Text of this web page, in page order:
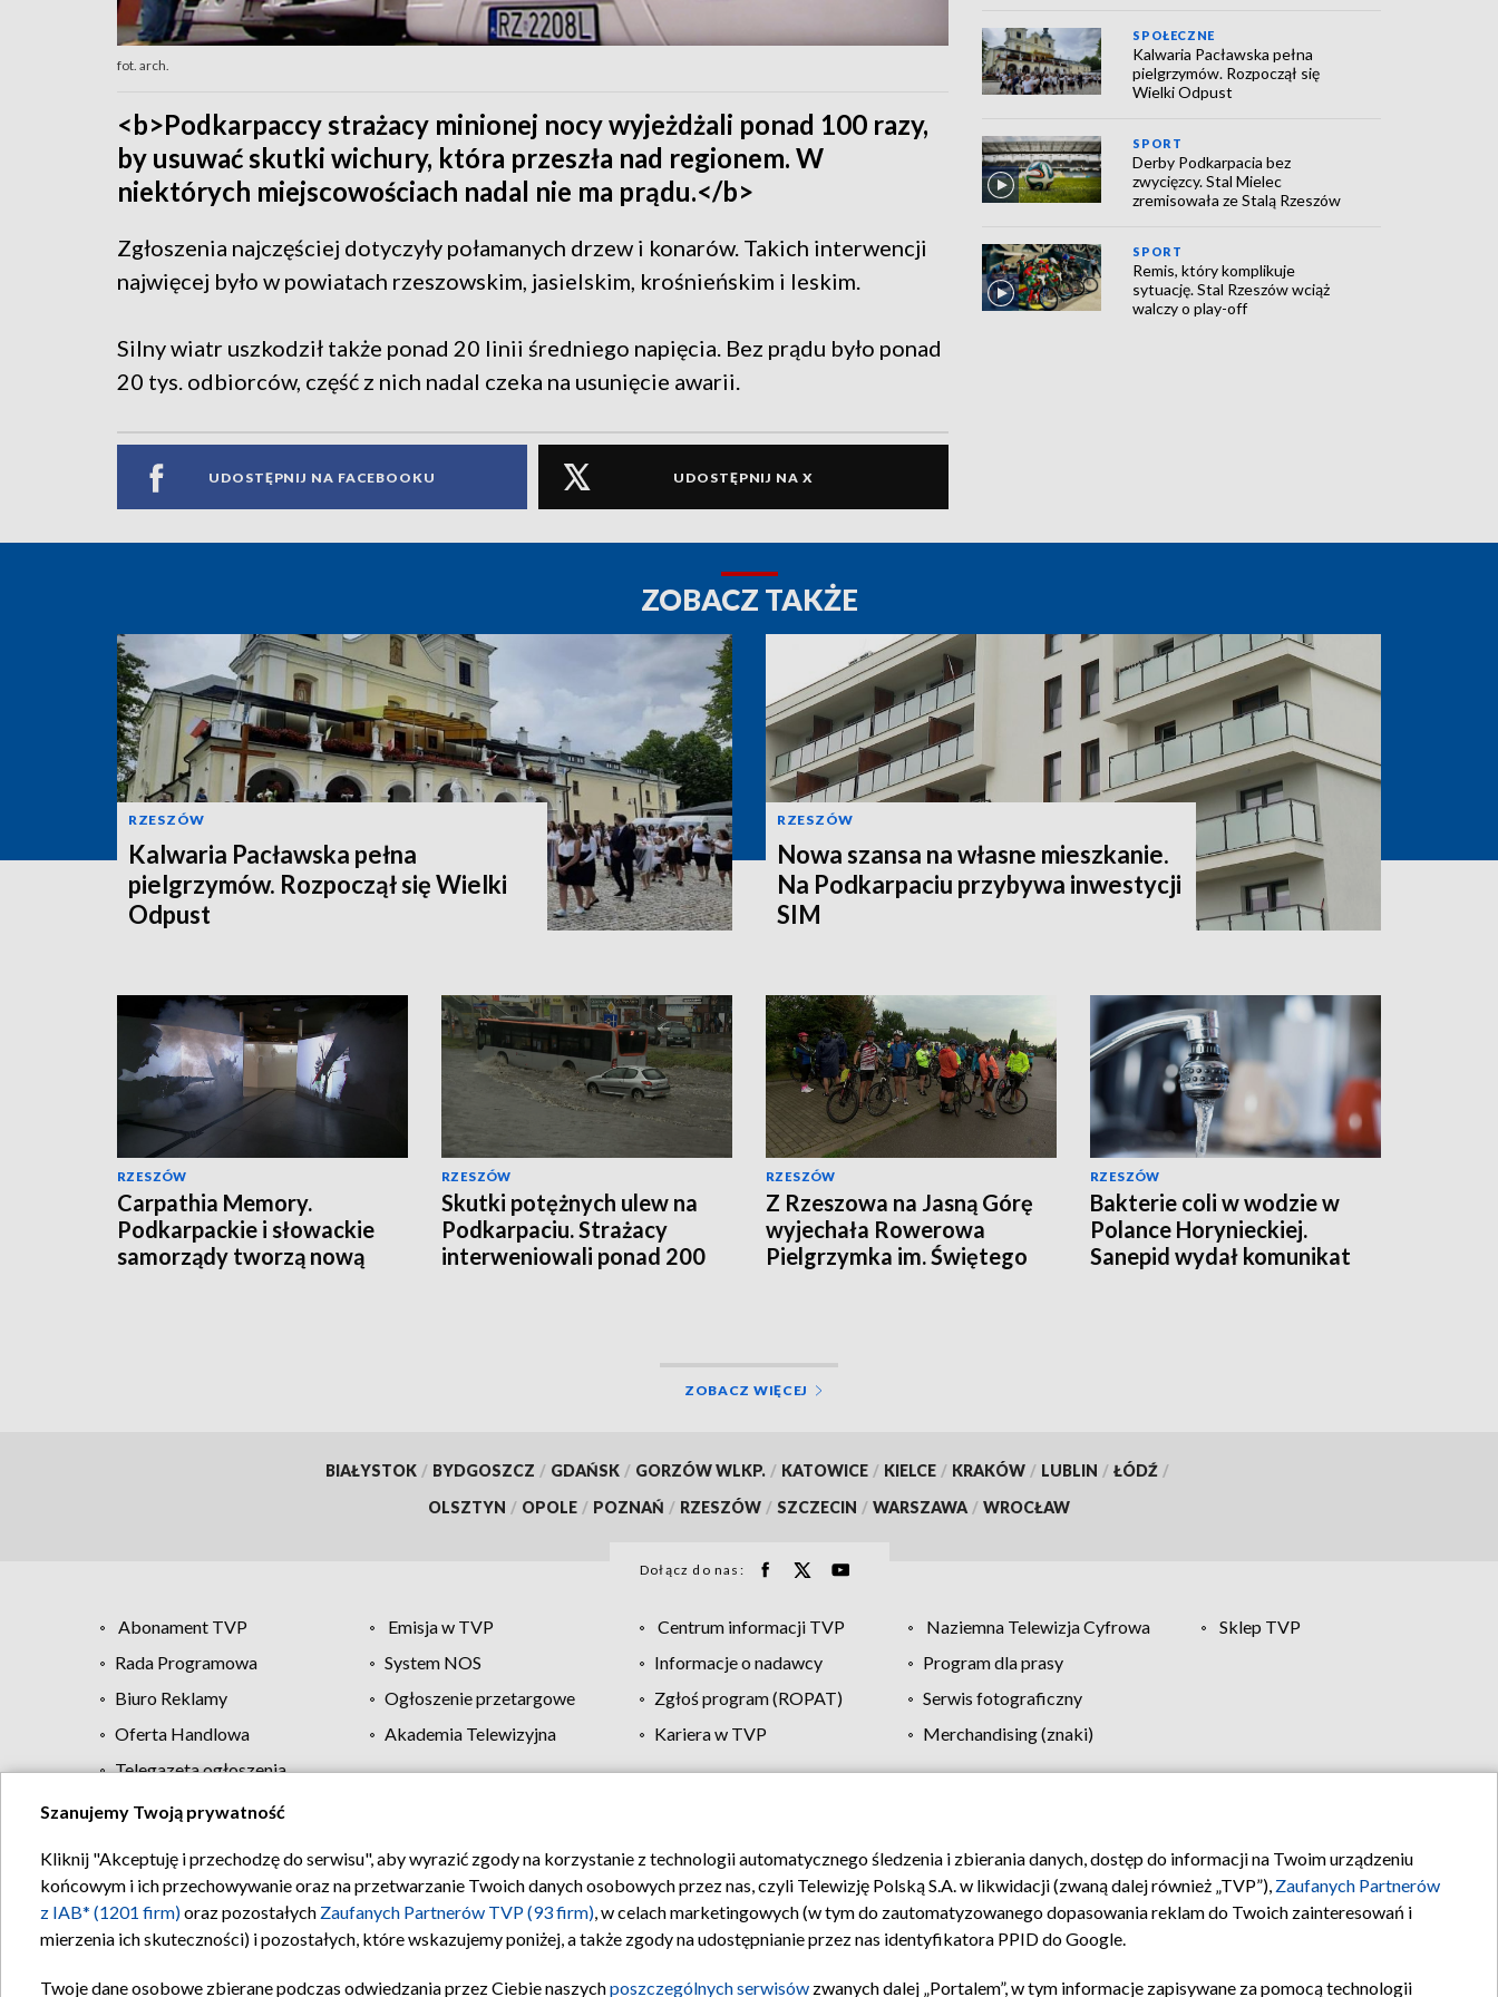
fot. arch.
<b>Podkarpaccy strażacy minionej nocy wyjeżdżali ponad 100 razy,
by usuwać skutki wichury, która przeszła nad regionem. W
niektórych miejscowościach nadal nie ma prądu.</b>
Zgłoszenia najczęściej dotyczyły połamanych drzew i konarów. Takich interwencji
najwięcej było w powiatach rzeszowskim, jasielskim, krośnieńskim i leskim.
Silny wiatr uszkodził także ponad 20 linii średniego napięcia. Bez prądu było ponad
20 tys. odbiorców, część z nich nadal czeka na usunięcie awarii.
UDOSTĘPNIJ NA FACEBOOKU UDOSTĘPNIJ NA X
SPOŁECZNE
Kalwaria Pacławska pełna
pielgrzymów. Rozpoczął się
Wielki Odpust
SPORT
Derby Podkarpacia bez
zwycięzcy. Stal Mielec
zremisowała ze Stalą Rzeszów
SPORT
Remis, który komplikuje
sytuację. Stal Rzeszów wciąż
walczy o play-off
ZOBACZ TAKŻE
RZESZÓW
Kalwaria Pacławska pełna
pielgrzymów. Rozpoczął się Wielki
Odpust
RZESZÓW
Nowa szansa na własne mieszkanie.
Na Podkarpaciu przybywa inwestycji
SIM
RZESZÓW
Carpathia Memory.
Podkarpackie i słowackie
samorządy tworzą nową
RZESZÓW
Skutki potężnych ulew na
Podkarpaciu. Strażacy
interweniowali ponad 200
RZESZÓW
Z Rzeszowa na Jasną Górę
wyjechała Rowerowa
Pielgrzymka im. Świętego
RZESZÓW
Bakterie coli w wodzie w
Polance Horynieckiej.
Sanepid wydał komunikat
ZOBACZ WIĘCEJ
BIAŁYSTOK / BYDGOSZCZ / GDAŃSK / GORZÓW WLKP. / KATOWICE / KIELCE / KRAKÓW / LUBLIN / ŁÓDŹ /
OLSZTYN / OPOLE / POZNAŃ / RZESZÓW / SZCZECIN / WARSZAWA / WROCŁAW
Dołącz do nas:
Abonament TVP Emisja w TVP Centrum informacji TVP Naziemna Telewizja Cyfrowa
Sklep TVP
Rada Programowa
System NOS Informacje o nadawcy
Program dla prasy
Biuro Reklamy
Ogłoszenie przetargowe Zgłoś program (ROPAT)
Serwis fotograficzny
Oferta Handlowa
Akademia Telewizyjna Kariera w TVP
Merchandising (znaki)
Telegazeta ogłoszenia
Regulamin TVP Polityka prywatności Moje zgody Pomoc Biuro reklamy Kontakt
Szanujemy Twoją prywatność
Kliknij "Akceptuję i przechodzę do serwisu", aby wyrazić zgody na korzystanie z technologii automatycznego śledzenia i zbierania danych, dostęp do informacji na Twoim urządzeniu
końcowym i ich przechowywanie oraz na przetwarzanie Twoich danych osobowych przez nas, czyli Telewizję Polską S.A. w likwidacji (zwaną dalej również „TVP”), Zaufanych Partnerów
z IAB* (1201 firm)oraz pozostałych Zaufanych Partnerów TVP (93 firm), w celach marketingowych (w tym do zautomatyzowanego dopasowania reklam do Twoich zainteresowań i
mierzenia ich skuteczności) i pozostałych, które wskazujemy poniżej, a także zgody na udostępnianie przez nas identyfikatora PPID do Google.
Twoje dane osobowe zbierane podczas odwiedzania przez Ciebie naszychposzczególnych serwisów zwanych dalej „Portalem”, w tym informacje zapisywane za pomocą technologii